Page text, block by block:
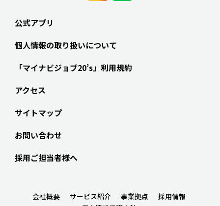
公式アプリ
個人情報の取り扱いについて
「マイナビジョブ20’s」利用規約
アクセス
サイトマップ
お問い合わせ
採用ご担当者様へ
会社概要 サービス紹介 事業拠点
採用情報